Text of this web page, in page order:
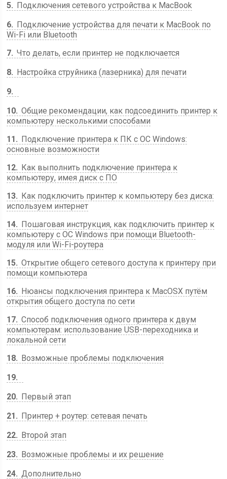
5
Подключения сетевого устройства к MacBook
6
Подключение устройства для печати к MacBook по
Wi-Fi или Bluetooth
7 Что делать, если принтер не подключается
8
Настройка струйника (лазерника) для печати
9
10 Общие рекомендации, как подсоединить принтер к
компьютеру несколькими способами
11
Подключение принтера к ПК с ОС Windows:
основные возможности
12
Как выполнить подключение принтера к
компьютеру, имея диск с ПО
13
Как подключить принтер к компьютеру без диска:
используем интернет
14
Пошаговая инструкция, как подключить принтер к
компьютеру с ОС Windows при помощи Bluetooth-
модуля или Wi-Fi-роутера
15 Открытие общего сетевого доступа к принтеру при
помощи компьютера
16
Нюансы подключения принтера к MacOSX путём
открытия общего доступа по сети
17 Способ подключения одного принтера к двум
компьютерам: использование USB-переходника и
локальной сети
18
Возможные проблемы подключения
19
20
Первый этап
21
Принтер + роутер: сетевая печать
22
Второй этап
23
Возможные проблемы и их решение
24 Дополнительно